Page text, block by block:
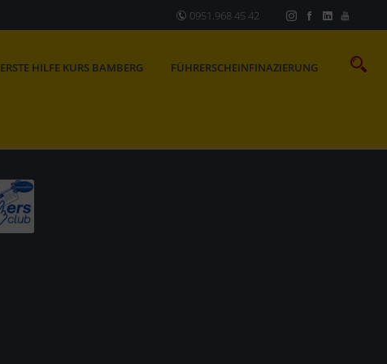
0951.968 45 42
ERSTE HILFE KURS BAMBERG FÜHRERSCHEINFINAZIERUNG